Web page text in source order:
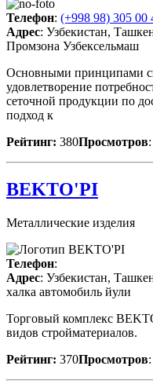
Телефон: (+998 98) 305 00
Адрес: Узбекистан,
Промзона Узбексельмаш
Основными принципами
удовлетворение
сеточной продукции по
подход к
Рейтинг: 380Просмотров
BEKTO'PI
Металлические изделия
Телефон:
Адрес: Узбекистан,
халка автомобиль йули
Торговый комплекс
видов стройматериалов.
Рейтинг: 370Просмотров